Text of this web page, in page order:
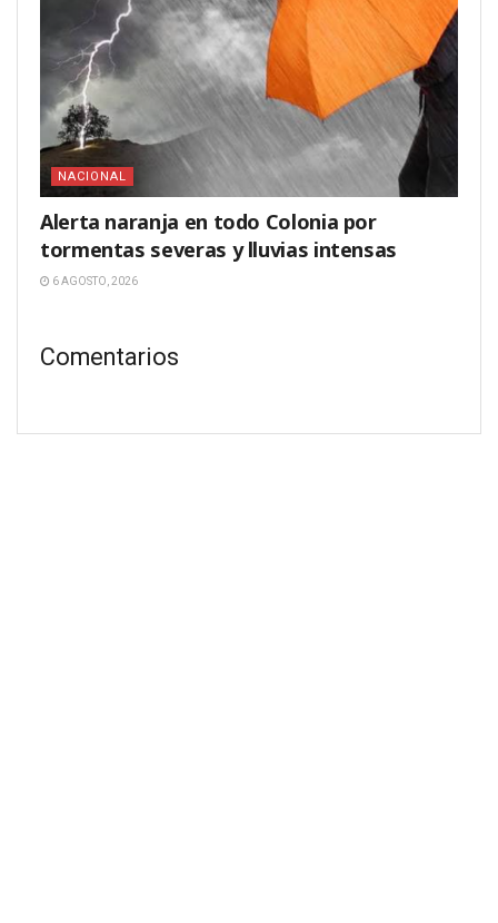
NACIONAL
Alerta naranja en todo Colonia por
tormentas severas y lluvias intensas
6 AGOSTO, 2026
Comentarios